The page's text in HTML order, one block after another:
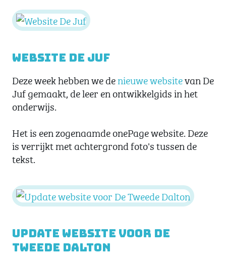
Website De Juf
Deze week hebben we denieuwe websitevan De
Juf gemaakt, de leer en ontwikkelgids in het
onderwijs.
Het is een zogenaamde onePage website. Deze
is verrijkt met achtergrond foto's tussen de
tekst.
Update website voor De
Tweede Dalton